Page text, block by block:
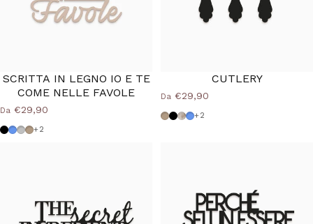
SCRITTA IN LEGNO IO E TE
COME NELLE FAVOLE
Da €29,90
Nero
Azzurro Polvere
Grigio Medio
Tortora
+2
CUTLERY
Da €29,90
Tortora
Nero
Shabby
Azzurro Polvere
+2